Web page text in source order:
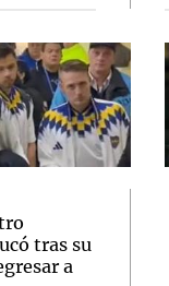
tras su
a
Notas